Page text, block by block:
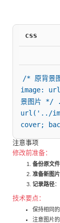
css
/* 原背景
image:
景图片 */
url('../
cover;
注意事项
修改前准备：
备份原文件
准备新图片
记录路径
技术要点：
保持相同
注意图片